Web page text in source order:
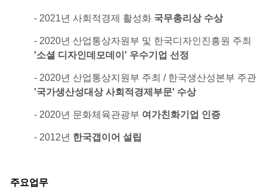
- 2021년 사회적경제 활성화 국무총리상 수상
- 2020년 산업통상자원부 및 한국디자인진흥원 주최
'소셜 디자인데모데이' 우수기업 선정
- 2020년 산업통상지원부 주최 / 한국생산성본부 주관
'국가생산성대상 사회적경제부문' 수상
- 2020년 문화체육관광부 여가친화기업 인증
- 2012년 한국갭이어 설립
주요업무